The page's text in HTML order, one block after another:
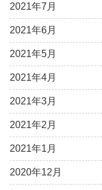
2021年7月
2021年6月
2021年5月
2021年4月
2021年3月
2021年2月
2021年1月
2020年12月